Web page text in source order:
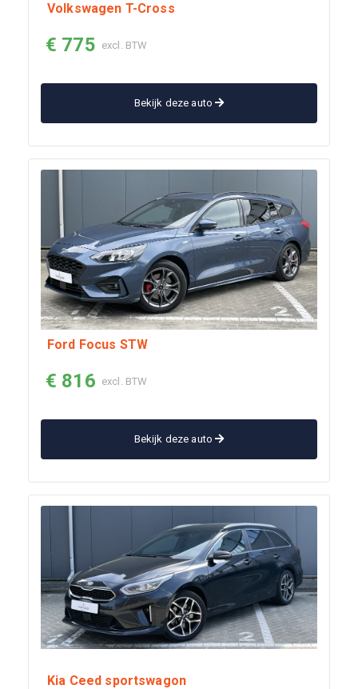
Volkswagen T-Cross
€ 775 excl. BTW
Bekijk deze auto
Ford Focus STW
€ 816 excl. BTW
Bekijk deze auto
Kia Ceed sportswagon